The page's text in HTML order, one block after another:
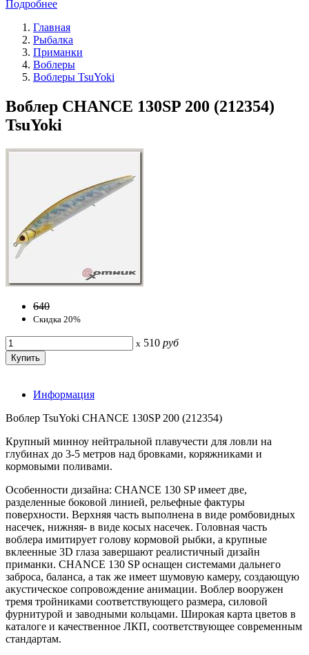
Подробнее
Главная
Рыбалка
Приманки
Воблеры
Воблеры TsuYoki
Воблер CHANCE 130SP 200 (212354)
TsuYoki
640
Скидка 20%
x 510 руб
Информация
Воблер TsuYoki CHANCE 130SP 200 (212354)
Крупный минноу нейтральной плавучести для ловли на
глубинах до 3-5 метров над бровками, коряжниками и
кормовыми поливами.
Особенности дизайна: CHANCE 130 SP имеет две,
разделенные боковой линией, рельефные фактуры
поверхности. Верхняя часть выполнена в виде ромбовидных
насечек, нижняя- в виде косых насечек. Головная часть
воблера имитирует голову кормовой рыбки, а крупные
вклеенные 3D глаза завершают реалистичный дизайн
приманки. CHANCE 130 SP оснащен системами дальнего
заброса, баланса, а так же имеет шумовую камеру, создающую
акустическое сопровождение анимации. Воблер вооружен
тремя тройниками соответствующего размера, силовой
фурнитурой и заводными кольцами. Широкая карта цветов в
каталоге и качественное ЛКП, соответствующее современным
стандартам.